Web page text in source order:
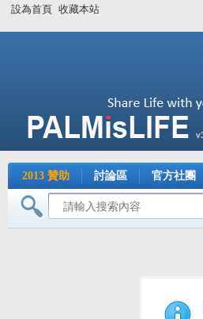
設為首頁 收藏本站
2013 贊助 討論區 官方社團